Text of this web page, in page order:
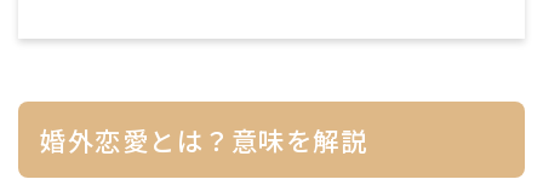
婚外恋愛とは？意味を解説